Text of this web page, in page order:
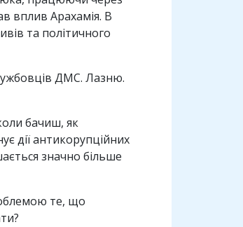
вплив Арахамія. В
та політичного
ДМС. Лазню.
бачиш, як
дії антикорупційних
значно більше
те, що